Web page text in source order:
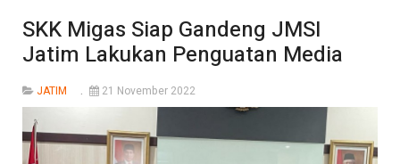
SKK Migas Siap Gandeng JMSI
Jatim Lakukan Penguatan Media
JATIM 21 November 2022